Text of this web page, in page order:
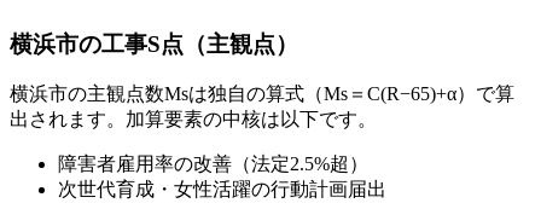
横浜市の工事S点（主観点）
横浜市の主観点数Msは独自の算式（Ms＝C(R−65)+α）で算
出されます。加算要素の中核は以下です。
障害者雇用率の改善（法定2.5%超）
次世代育成・女性活躍の行動計画届出